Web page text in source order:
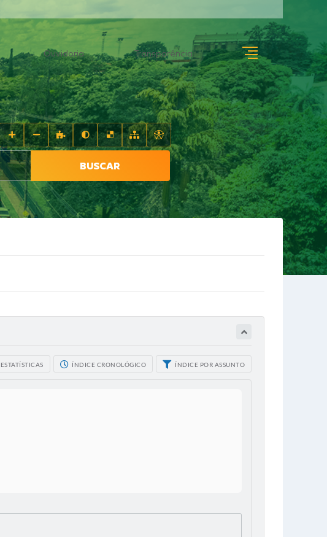
Ouvidoria Transparência
BUSCAR
ESTATÍSTICAS ÍNDICE CRONOLÓGICO ÍNDICE POR ASSUNTO